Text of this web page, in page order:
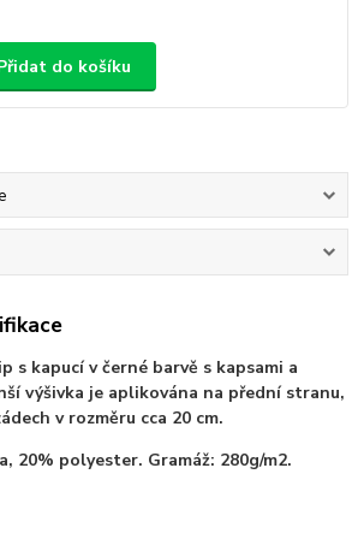
do košíku
s kapucí v černé barvě s kapsami a
výšivka je aplikována na přední stranu,
v rozměru cca 20 cm.
20% polyester. Gramáž: 280g/m2.